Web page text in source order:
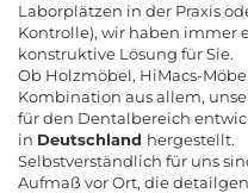
Laborplätzen in der Praxis
Kontrolle), wir haben immer
konstruktive Lösung für Sie.
Ob Holzmöbel, HiMacs-
Kombination aus allem,
für den Dentalbereich
in Deutschland hergestellt.
Selbstverständlich für uns
Aufmaß vor Ort, die